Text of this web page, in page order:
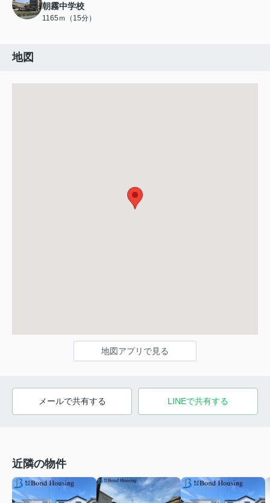
朝霧中学校
1165ｍ（15分）
地図
地図アプリで見る
メールで共有する LINEで共有する
近隣の物件